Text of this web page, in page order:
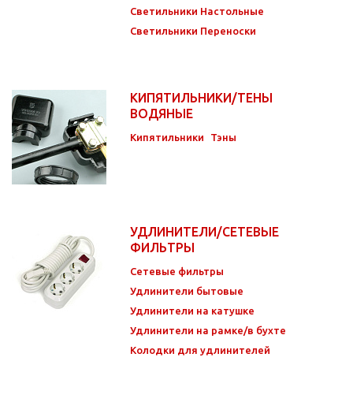
Светильники Настольные
Светильники Переноски
КИПЯТИЛЬНИКИ/ТЕНЫ
ВОДЯНЫЕ
Кипятильники Тэны
УДЛИНИТЕЛИ/СЕТЕВЫЕ
ФИЛЬТРЫ
Сетевые фильтры
Удлинители бытовые
Удлинители на катушке
Удлинители на рамке/в бухте
Колодки для удлинителей